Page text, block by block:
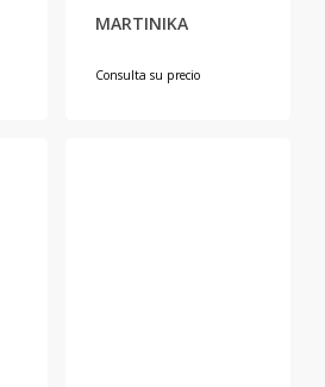
MARTINIKA
Consulta su precio